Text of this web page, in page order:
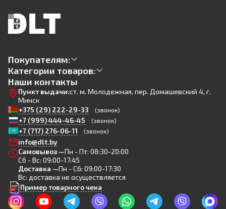
Покупателям:
Категории товаров:
Наши контакты
Пункт выдачи:ст. м. Молодежная, пер. Домашевский 4, г.
Минск
+375 (29) 222-29-33
(звонок)
+7 (999) 444-46-45 (звонок)
+7 (717) 276-06-11 (звонок)
info@dlt.by
Самовывоз —Пн - Пт: 08:30-20:00
Сб - Вс: 09:00-17:45
Доставка —Пн - Сб: 09:00-17:30
Вс: доставка не осуществляется
Пример товарного чека